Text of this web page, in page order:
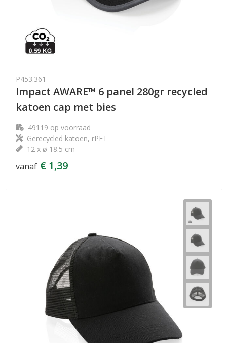
P453.361
Impact AWARE™ 6 panel 280gr recycled
katoen cap met bies
49119 op voorraad
Gerecycled katoen, rPET
12 x ø 18.5 cm
vanaf € 1,39